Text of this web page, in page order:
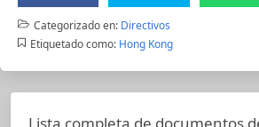
Categorizado en: Directivos
Etiquetado como: Hong Kong
Lista completa de documentos